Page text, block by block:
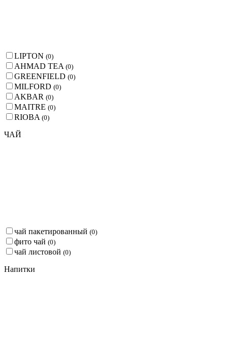
LIPTON (0)
AHMAD TEA (0)
GREENFIELD (0)
MILFORD (0)
AKBAR (0)
MAITRE (0)
RIOBA (0)
ЧАЙ
чай пакетированный (0)
фито чай (0)
чай листовой (0)
Напитки